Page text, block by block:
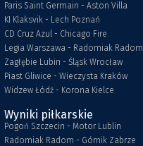
Paris Saint Germain - Aston Villa
KI Klaksvik - Lech Poznań
CD Cruz Azul - Chicago Fire
Legia Warszawa - Radomiak Radom
Zagłębie Lubin - Śląsk Wrocław
Piast Gliwice - Wieczysta Kraków
Widzew Łódź - Korona Kielce
Wyniki piłkarskie
Pogoń Szczecin - Motor Lublin
Radomiak Radom - Górnik Zabrze